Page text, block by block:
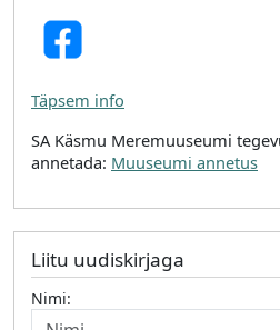
Täpsem info
SA Käsmu Meremuuseumi
annetada: Muuseumi annetus
Liitu uudiskirjaga
Nimi: